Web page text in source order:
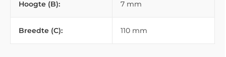
Hoogte (B): 7 mm
Breedte (C): 110 mm